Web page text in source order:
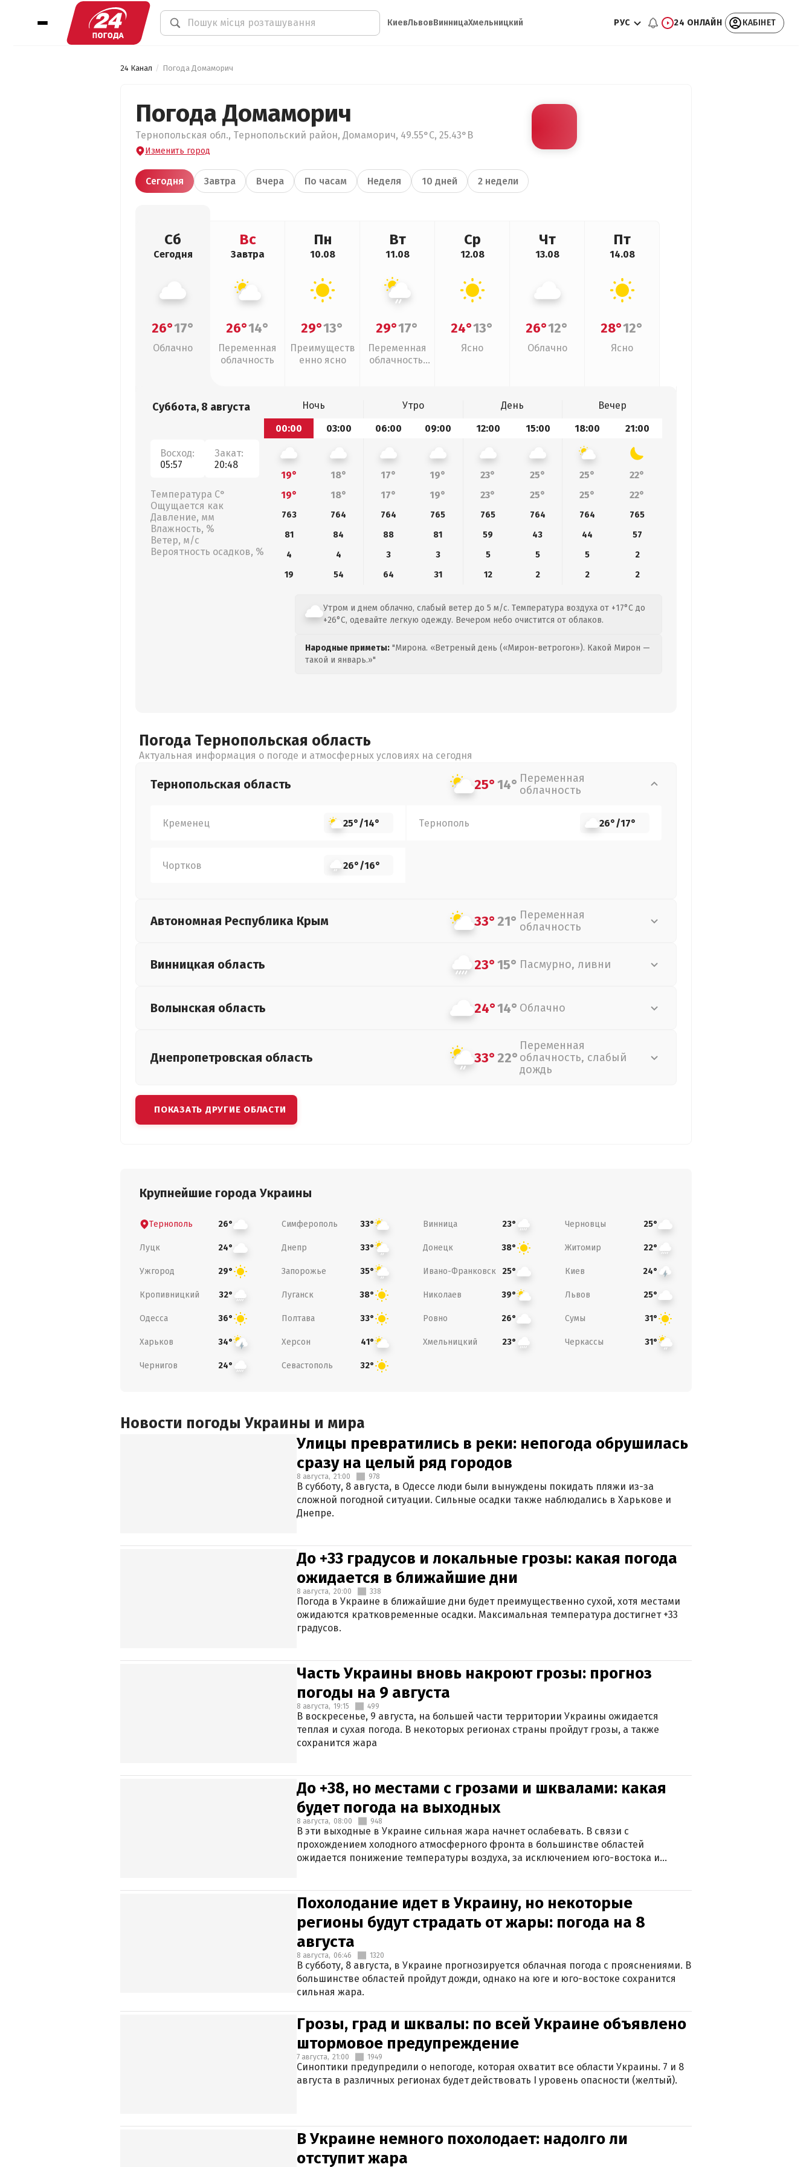
КиевЛьвовВинницаХмельницкий РУС 24 ОНЛАЙН КАБІНЕТ
24 Канал Погода Домаморич
Погода Домаморич
Тернопольская обл., Тернопольский район, Домаморич, 49.55°С, 25.43°В
Изменить город
Сегодня Завтра Вчера По часам Неделя 10 дней 2 недели
Сб
Сегодня
26°17°
Облачно
Вс
Завтра
26°14°
Переменная
облачность
Пн
10.08
29°13°
Преимуществ
енно ясно
Вт
11.08
29°17°
Переменная
облачность,
Ср
12.08
24°13°
Ясно
Чт
13.08
26°12°
Облачно
Пт
14.08
28°12°
Ясно
Суббота, 8 августа
Восход:
05:57
Закат:
20:48
Температура С°
Ощущается как
Давление, мм
Влажность, %
Ветер, м/с
Вероятность осадков, %
Ночь Утро День
Вечер
00:00
03:00 06:00 09:00 12:00 15:00 18:00 21:00
19° 18° 17° 19° 23° 25° 25°
22°
19°
18° 17° 19° 23° 25° 25° 22°
763 764 764 765 765 764 764
765
81
84 88 81 59 43 44
57
4
4 3 3 5 5 5
2
19
54 64 31 12 2 2 2
Утром и днем облачно, слабый ветер до 5 м/с. Температура воздуха от +17°C до
+26°C, одевайте легкую одежду. Вечером небо очистится от облаков.
Народные приметы: "Мирона. «Ветреный день («Мирон-ветрогон»). Какой Мирон —
такой и январь.»"
Погода Тернопольская область
Актуальная информация о погоде и атмосферных условиях на сегодня
Тернопольская область 25°14° Переменная
облачность
Кременец 25°/14° Тернополь 26°/17°
Чортков 26°/16°
Автономная Республика Крым 33°21° Переменная
облачность
Винницкая область 23°15° Пасмурно, ливни
Волынская область 24°14° Облачно
Днепропетровская область 33°22°
Переменная
облачность, слабый
дождь
ПОКАЗАТЬ ДРУГИЕ ОБЛАСТИ
Крупнейшие города Украины
Тернополь 26° Симферополь 33° Винница 23° Черновцы 25°
Луцк 24° Днепр 33° Донецк 38° Житомир 22°
Ужгород 29° Запорожье 35° Ивано-Франковск 25° Киев 24°
Кропивницкий 32° Луганск 38° Николаев 39° Львов 25°
Одесса 36° Полтава 33° Ровно 26° Сумы 31°
Харьков 34° Херсон 41° Хмельницкий 23° Черкассы 31°
Чернигов 24° Севастополь 32°
Новости погоды Украины и мира
Улицы превратились в реки: непогода обрушилась
сразу на целый ряд городов
8 августа, 21:00 978
В субботу, 8 августа, в Одессе люди были вынуждены покидать пляжи из-за
сложной погодной ситуации. Сильные осадки также наблюдались в Харькове и
Днепре.
До +33 градусов и локальные грозы: какая погода
ожидается в ближайшие дни
8 августа, 20:00 338
Погода в Украине в ближайшие дни будет преимущественно сухой, хотя местами
ожидаются кратковременные осадки. Максимальная температура достигнет +33
градусов.
Часть Украины вновь накроют грозы: прогноз
погоды на 9 августа
8 августа, 19:15 499
В воскресенье, 9 августа, на большей части территории Украины ожидается
теплая и сухая погода. В некоторых регионах страны пройдут грозы, а также
сохранится жара
До +38, но местами с грозами и шквалами: какая
будет погода на выходных
8 августа, 08:00 948
В эти выходные в Украине сильная жара начнет ослабевать. В связи с
прохождением холодного атмосферного фронта в большинстве областей
ожидается понижение температуры воздуха, за исключением юго-востока и
Похолодание идет в Украину, но некоторые
регионы будут страдать от жары: погода на 8
августа
8 августа, 06:46 1320
В субботу, 8 августа, в Украине прогнозируется облачная погода с прояснениями. В
большинстве областей пройдут дожди, однако на юге и юго-востоке сохранится
сильная жара.
Грозы, град и шквалы: по всей Украине объявлено
штормовое предупреждение
7 августа, 21:00 1949
Синоптики предупредили о непогоде, которая охватит все области Украины. 7 и 8
августа в различных регионах будет действовать I уровень опасности (желтый).
В Украине немного похолодает: надолго ли
отступит жара